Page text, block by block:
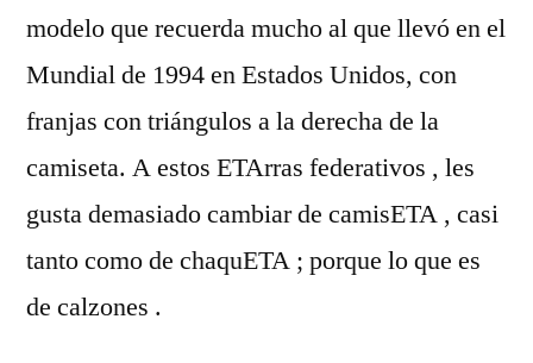
modelo que recuerda mucho al que llevó en el
Mundial de 1994 en Estados Unidos, con
franjas con triángulos a la derecha de la
camiseta. A estos ETArras federativos , les
gusta demasiado cambiar de camisETA , casi
tanto como de chaquETA ; porque lo que es
de calzones .